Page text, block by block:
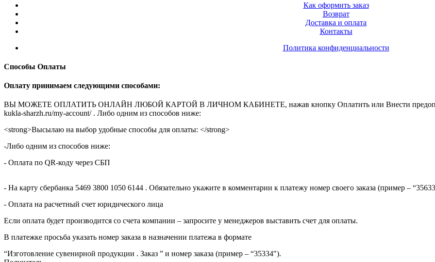
Как оформить заказ
Возврат
Доставка и оплата
Контакты
Политика конфиденциальности
Способы Оплаты
Оплату принимаем следующими способами:
ВЫ МОЖЕТЕ ОПЛАТИТЬ ОНЛАЙН ЛЮБОЙ КАРТОЙ В ЛИЧНОМ КАБИНЕТЕ, нажав кнопку Оплатить или Внести предоплату,
kukla-sharzh.ru/my-account/ . Либо одним из способов ниже:
<strong>Высылаю на выбор удобные способы для оплаты: </strong>
-Либо одним из способов ниже:
- Оплата по QR-коду через СБП
- На карту сбербанка 5469 3800 1050 6144 . Обязательно укажите в комментарии к платежу номер своего заказа (пример –
- Оплата на расчетный счет юридического лица
Если оплата будет производится со счета компании – запросите у менеджеров выставить счет для оплаты.
В платежке просьба указать номер заказа в назначении платежа в формате
“Изготовление сувенирной продукции . Заказ ” и номер заказа (пример – “35334″).